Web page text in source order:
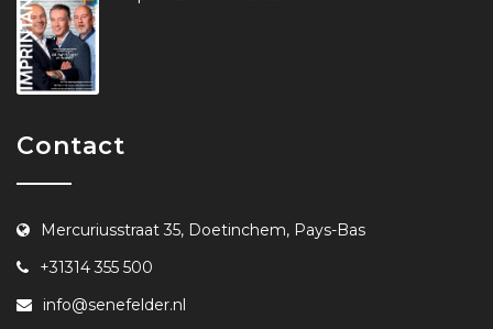
Contact
Mercuriusstraat 35, Doetinchem, Pays-Bas
+31314 355 500
info@senefelder.nl